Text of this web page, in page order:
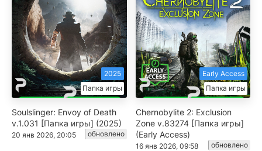
Папка игры
2025
Soulslinger: Envoy of Death
v.1.031 [Папка игры] (2025)
20 янв 2026, 20:05 обновлено
Папка игры
Early Access
Chernobylite 2: Exclusion
Zone v.83274 [Папка игры]
(Early Access)
16 янв 2026, 09:58 обновлено